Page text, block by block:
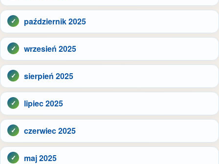
październik 2025
wrzesień 2025
sierpień 2025
lipiec 2025
czerwiec 2025
maj 2025